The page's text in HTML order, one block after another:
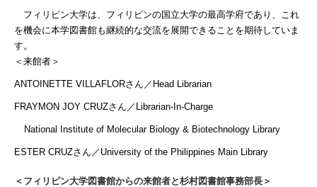
フィリピン大学は、フィリピンの国立大学の最高学府であり、これ
を機会に本学図書館も継続的な交流を展開できることを期待していま
す。
＜来館者＞
ANTOINETTE VILLAFLORさん／ Head Librarian
FRAYMON JOY CRUZさん／ Librarian-In-Charge
National Institute of Molecular Biology & Biotechnology Library
ESTER CRUZさん／ University of the Philippines Main Library
＜フィリピン大学図書館からの来館者と杉村図書館事務部長＞